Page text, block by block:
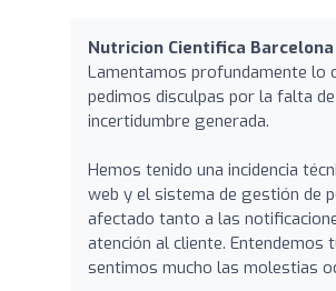
Nutricion Cientifica Barcelona
Lamentamos profundamente lo
pedimos disculpas por la falta
incertidumbre generada.
Hemos tenido una incidencia
web y el sistema de gestión de
afectado tanto a las
atención al cliente. Entendemos
sentimos mucho las molestias